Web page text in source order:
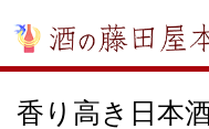
香り高き日本